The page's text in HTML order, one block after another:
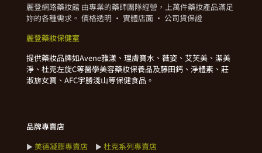
麗登網路藥妝館 由專業的藥師團隊經營，上萬件藥妝產品滿足
妳的各種需求。 價格透明 · 實體店面 · 公司貨保證
麗登藥妝保健室
提供藥妝品牌如Avene雅漾、理膚寶水、薇姿、艾芙美、潔美
淨、杜克左旋C等醫學美容藥妝保養品及藤田鈣、淨體素、莊
淑旂女寶、AFC宇勝淺山等保健食品。
品牌專賣店
► 美德凝膠專賣店 ► 杜克系列專賣店